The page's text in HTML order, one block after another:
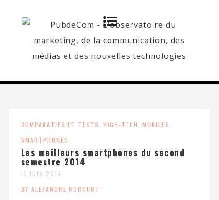
COMPARATIFS ET TESTS, HIGH-TECH, MOBILES,
SMARTPHONES
Les meilleurs smartphones du second
semestre 2014
11 JUIN 2014
BY ALEXANDRE ROCOURT